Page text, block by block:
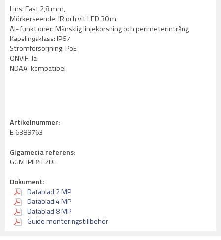
Lins: Fast 2,8 mm,
Mörkerseende: IR och vit LED 30 m
AI- funktioner: Mänsklig linjekorsning och perimeterintrång
Kapslingsklass: IP67
Strömförsörjning: PoE
ONVIF: Ja
NDAA-kompatibel
Artikelnummer:
E 6389763
Gigamedia referens:
GGM IPIB4F2DL
Dokument:
Datablad 2 MP
Datablad 4 MP
Datablad 8 MP
Guide monteringstillbehör